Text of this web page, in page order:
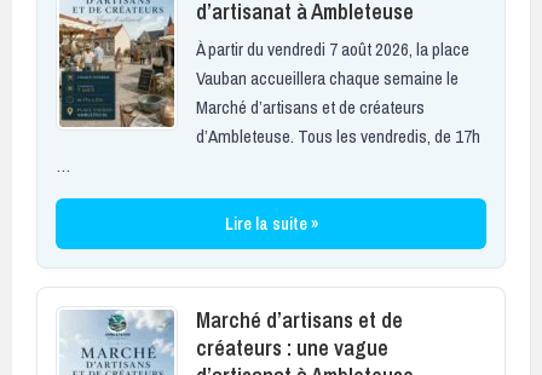
d’artisanat à Ambleteuse
À partir du vendredi 7 août 2026, la place
Vauban accueillera chaque semaine le
Marché d’artisans et de créateurs
d’Ambleteuse. Tous les vendredis, de 17h
…
Lire la suite »
Marché d’artisans et de
créateurs : une vague